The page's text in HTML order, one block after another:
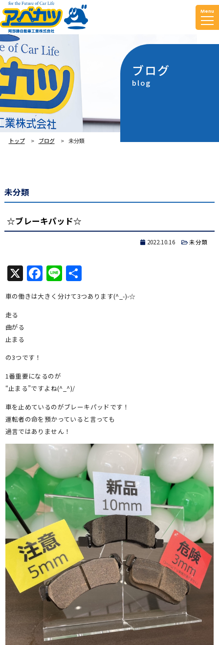
Menu
ブログ
blog
トップ ブログ 未分類
未分類
☆ブレーキパッド☆
2022.10.16 未分類
X Facebook
Line共
有
車の働きは大きく分けて3つあります(^_-)-☆
走る
曲がる
止まる
の3つです！
1番重要になるのが
“止まる”ですよね(^_^)/
車を止めているのがブレーキパッドです！
運転者の命を預かっていると言っても
過言ではありません！